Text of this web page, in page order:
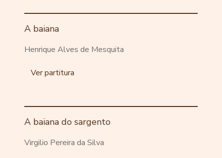
A baiana
Henrique Alves de Mesquita
Ver partitura
A baiana do sargento
Virgilio Pereira da Silva